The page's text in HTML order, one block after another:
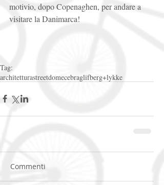
motivio, dopo Copenaghen, per andare a
visitare la Danimarca!
Tag:
architetturastreetdomecebraglifberg+lykke
Commenti